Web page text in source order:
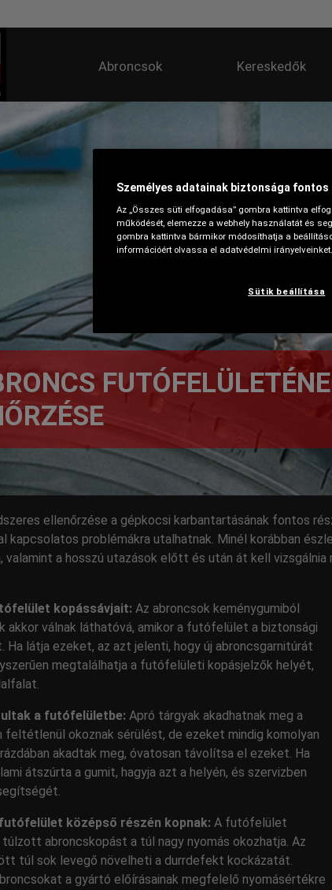
Abroncsok Kereskedők
ellenőrzése a gépkocsi karbantartásának fontos
kapcsolatos problémákra utalhatnak. Minél korábban
valamint a hosszú utazások előtt és után át kell vizsgálnia
kopássávjait: Az abroncsok keménygumiból
akkor válnak láthatóvá, amikor a futófelület a biztonsági
látja ezeket, az azt jelenti, hogy új abroncsgarnitúrát
megtalálhatja a futófelületi kopásjelzők helyét,
a futófelületbe: Apró tárgyak akadhatnak meg a
feltétlenül okoznak sérülést, de ezeket mindig komolyan
akadtak meg, óvatosan távolítsa el ezeket. Ha
átszúrta a gumit, hagyja azt a helyén, és szervizben
középső részén kopnak: A futófelület
abroncskopást a túl nagy nyomás okozhatja. Az
túl sok levegő növelheti a durrdefekt kockázatát.
a gyártó előírásainak megfelelő nyomásértékre
Személyes adatainak biztonsága fontos
Az „Összes süti elfogadása” gombra kattintva
működését, elemezze a webhely használatát és
gombra kattintva bármikor módosíthatja a
információért olvassa el adatvédelmi irányelveinket.
Sütik beállítása